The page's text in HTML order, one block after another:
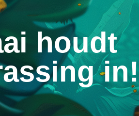
houdt
in!